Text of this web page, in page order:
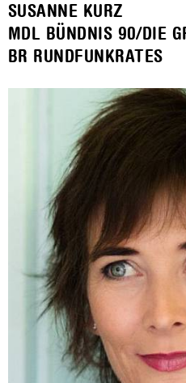
SUSANNE KURZ
MDL BÜNDNIS 90/DIE
BR RUNDFUNKRATES